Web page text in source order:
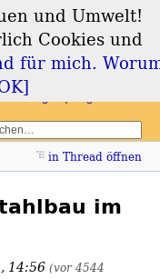
und
in Thread öffnen
im
14:56 (vor 4544
und Umwelt!
Cookies und
für mich.